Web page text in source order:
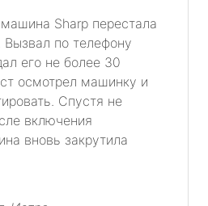
Sharp перестала
Вызвал по телефону
его не более 30
осмотрел машинку и
Спустя не
включения
вновь закрутила